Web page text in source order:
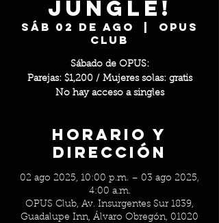
Jungle!
sáb 02 de ago
OPUS
Club
Sábado de OPUS:
Parejas: $1,200 / Mujeres solas: gratis
No hay acceso a singles
Horario y
Dirección
02 ago 2025, 10:00 p.m. – 03 ago 2025,
4:00 a.m.
OPUS Club, Av. Insurgentes Sur 1839,
Guadalupe Inn, Álvaro Obregón, 01020